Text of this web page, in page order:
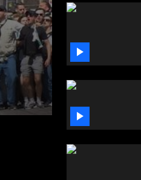
10.05.25

